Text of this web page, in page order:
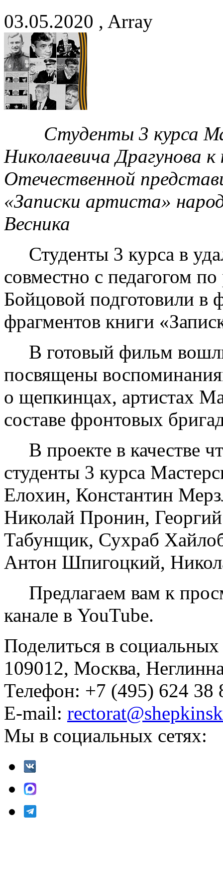
03.05.2020 , Array
Студенты 3 курса
Николаевича Драгунова
Отечественной
«Записки артиста»
Весника
Студенты 3 курса в
совместно с педагогом
Бойцовой подготовили в
фрагментов книги
В готовый фильм
посвящены
о щепкинцах, артистах
составе фронтовых
В проекте в качестве
студенты 3 курса
Елохин, Константин
Николай Пронин,
Табунщик, Сухраб
Антон Шпигоцкий,
Предлагаем вам к
канале в YouTube.
Поделиться в социальных
109012, Москва,
Телефон: +7 (495) 624 38
E-mail:
Мы в социальных сетях: